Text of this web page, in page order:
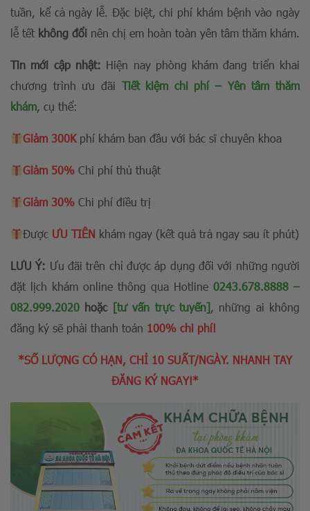
tuần, kể cả ngày lễ. Đặc biệt, chi phí khám bệnh vào ngày
lễ tết không đổi nên chị em hoàn toàn yên tâm thăm khám.
Tin mới cập nhật: Hiện nay phòng khám đang triển khai
chương trình ưu đãi Tiết kiệm chi phí – Yên tâm thăm
khám, cụ thể:
Giảm 300Kphí khám ban đầu với bác sĩ chuyên khoa
Giảm 50% Chi phí thủ thuật
Giảm 30% Chi phí điều trị
Được ƯU TIÊN khám ngay (kết quả trả ngay sau ít phút)
LƯU Ý: Ưu đãi trên chỉ được áp dụng đối với những người
đặt lịch khám online thông qua Hotline 0243.678.8888 –
082.999.2020 hoặc [tư vấn trực tuyến], những ai không
đăng ký sẽ phải thanh toán 100% chi phí!
*SỐ LƯỢNG CÓ HẠN, CHỈ 10 SUẤT/NGÀY. NHANH TAY
ĐĂNG KÝ NGAY!*